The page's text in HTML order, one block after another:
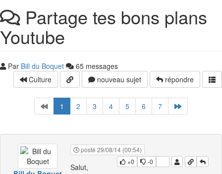
Partage tes bons plans
Youtube
Par Bill du Boquet
65 messages
Culture
nouveau sujet répondre
1 2 3 4 5 6 7
posté 29/08/14 (00:54)
+0
-0
Salut,